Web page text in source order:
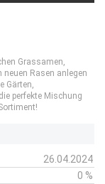
Grassamen,
neuen Rasen anlegen
Gärten,
perfekte Mischung
26.04.2024
0 %